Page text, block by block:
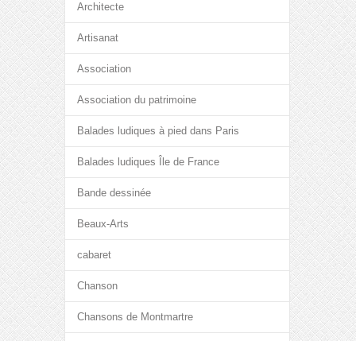
Architecte
Artisanat
Association
Association du patrimoine
Balades ludiques à pied dans Paris
Balades ludiques Île de France
Bande dessinée
Beaux-Arts
cabaret
Chanson
Chansons de Montmartre